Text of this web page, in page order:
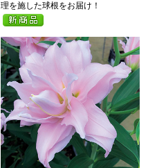
理を施した球根をお届け！